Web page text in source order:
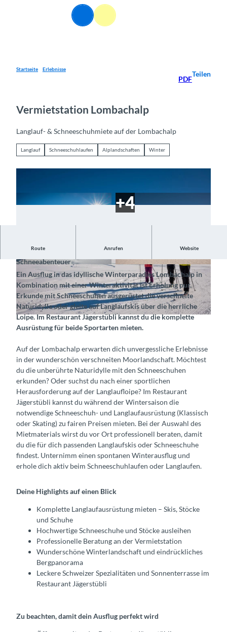
Suche Menü
Startseite Erlebnisse
PDF
Teilen
Vermietstation Lombachalp
Langlauf- & Schneeschuhmiete auf der Lombachalp
Langlauf Schneeschuhlaufen Alplandschaften Winter
© Restaurant Jägerstübli Lombachalp, Interlaken Tourismus |CC-BY-SA
© Restaurant Jägerstübli Lombachalp, Interlake
n Tourismus |CC-BY-SA
© Restaurant Jägerstübli Lombachalp, Interlake
n Tourismus |CC-BY-SA
Route Anrufen Website
Miete die passende Ausrüstung und starte dein
Schneeabenteuer
Ein Ausflug in das idyllische Winterparadies Lombachalp in
Kombination mit einer Winteraktivität ist Erholung pur.
Erkunde mit Schneeschuhen ausgerüstet die verschneite
Naturidylle oder gleite auf Langlaufskis über die herrliche
Loipe. Im Restaurant Jägerstübli kannst du die komplette
Ausrüstung für beide Sportarten mieten.
Auf der Lombachalp erwarten dich unvergessliche Erlebnisse
in der wunderschön verschneiten Moorlandschaft. Möchtest
du die unberührte Naturidylle mit den Schneeschuhen
erkunden? Oder suchst du nach einer sportlichen
Herausforderung auf der Langlaufloipe? Im Restaurant
Jägerstübli kannst du während der Wintersaison die
notwendige Schneeschuh- und Langlaufausrüstung (Klassisch
oder Skating) zu fairen Preisen mieten. Bei der Auswahl des
Mietmaterials wirst du vor Ort professionell beraten, damit
du die für dich passenden Langlaufskis oder Schneeschuhe
findest. Unternimm einen spontanen Winterausflug und
erhole dich aktiv beim Schneeschuhlaufen oder Langlaufen.
Deine Highlights auf einen Blick
Komplette Langlaufausrüstung mieten – Skis, Stöcke
und Schuhe
Hochwertige Schneeschuhe und Stöcke ausleihen
Professionelle Beratung an der Vermietstation
Wunderschöne Winterlandschaft und eindrückliches
Bergpanorama
Leckere Schweizer Spezialitäten und Sonnenterrasse im
Restaurant Jägerstübli
Zu beachten, damit dein Ausflug perfekt wird